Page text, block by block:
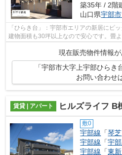
築35年 / 2階
山口県宇部市
「ひらき台」：宇部市エリアの新居にピ
建物面積も30坪以上なので安心です。畳
現在販売物件情報が
「宇部市大字上宇部ひら
お問い合わせ
賃貸 | アパート ヒルズライフ B
敷0
宇部線 「琴芝
宇部線 「宇部
宇部線 「東新